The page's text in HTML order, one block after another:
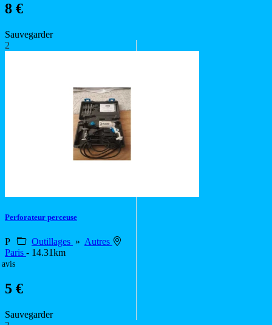
8 €
Sauvegarder
2
Perforateur perceuse
P Outillages » Autres
Paris - 14.31km
avis
5 €
Sauvegarder